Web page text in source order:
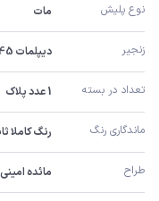
نوع پلیش مات
زنجیر دیپلمات 45 سانتی‌متر، قفل طوطی
تعداد در بسته 1 عدد پلاک
ماندگاری رنگ رنگ کاملا
طراح مائده امینی